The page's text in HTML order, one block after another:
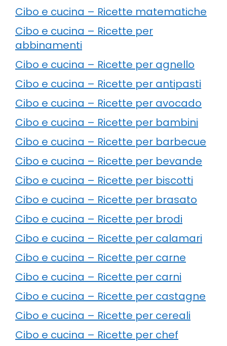
Cibo e cucina – Ricette matematiche
Cibo e cucina – Ricette per
abbinamenti
Cibo e cucina – Ricette per agnello
Cibo e cucina – Ricette per antipasti
Cibo e cucina – Ricette per avocado
Cibo e cucina – Ricette per bambini
Cibo e cucina – Ricette per barbecue
Cibo e cucina – Ricette per bevande
Cibo e cucina – Ricette per biscotti
Cibo e cucina – Ricette per brasato
Cibo e cucina – Ricette per brodi
Cibo e cucina – Ricette per calamari
Cibo e cucina – Ricette per carne
Cibo e cucina – Ricette per carni
Cibo e cucina – Ricette per castagne
Cibo e cucina – Ricette per cereali
Cibo e cucina – Ricette per chef